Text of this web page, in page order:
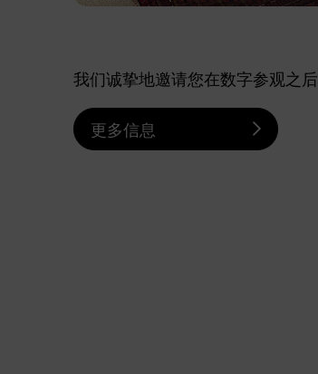
我们诚挚地邀请您在数字参观之
更多信息